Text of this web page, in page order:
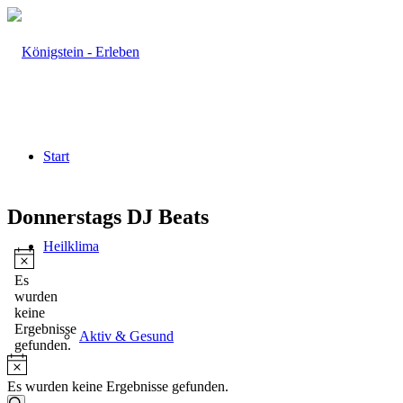
Start
Heilklima
Aktiv & Gesund
Donnerstags DJ Beats
Veranstaltungen
Hinweis
Es
wurden
keine
Ergebnisse
gefunden.
Hinweis
Es wurden keine Ergebnisse gefunden.